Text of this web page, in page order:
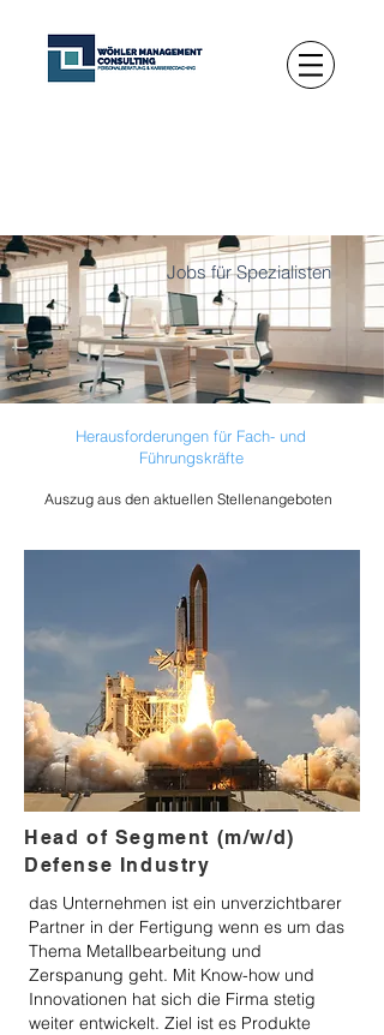
Jobs für Spezialisten
Herausforderungen für Fach- und
Führungskräfte
Auszug aus den aktuellen Stellenangeboten
Head of Segment (m/w/d)
Defense Industry
das Unternehmen ist ein unverzichtbarer
Partner in der Fertigung wenn es um das
Thema Metallbearbeitung und
Zerspanung geht. Mit Know-how und
Innovationen hat sich die Firma stetig
weiter entwickelt. Ziel ist es Produkte